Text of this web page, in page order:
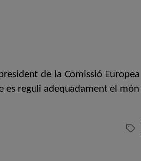
de la Comissió
es reguli adequadament el